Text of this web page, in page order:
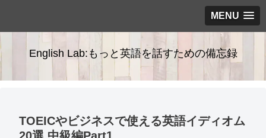
MENU
English Lab:もっと英語を話すための備忘録
TOEICやビジネスで使える英語イディオム